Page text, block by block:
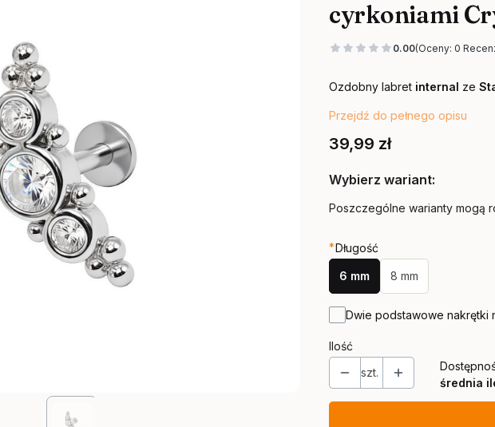
cyrkoniami
0.00(Oceny: 0
Ozdobny labret internal ze
Przejdź do pełnego opisu
Cena
39,99 zł
Wybierz wariant:
Poszczególne warianty mogą
*Długość
6 mm 8 mm
Dwie podstawowe nakrętki
Ilość
szt.
średnia